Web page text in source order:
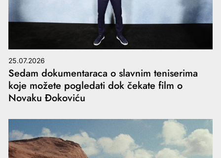
25.07.2026
Sedam dokumentaraca o slavnim teniserima
koje možete pogledati dok čekate film o
Novaku Đokoviću